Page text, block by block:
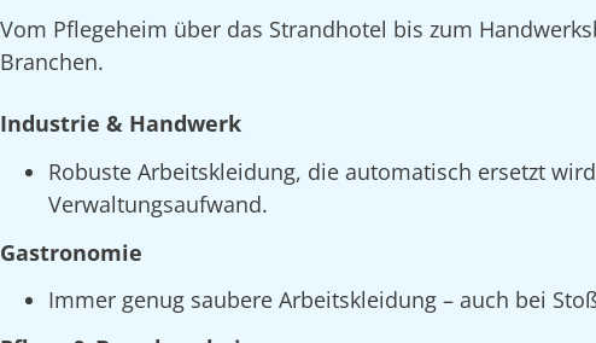
Vom Pflegeheim über das Strandhotel bis zum
Branchen.
Industrie & Handwerk
Robuste Arbeitskleidung, die automatisch ersetzt
Verwaltungsaufwand.
Gastronomie
Immer genug saubere Arbeitskleidung – auch bei